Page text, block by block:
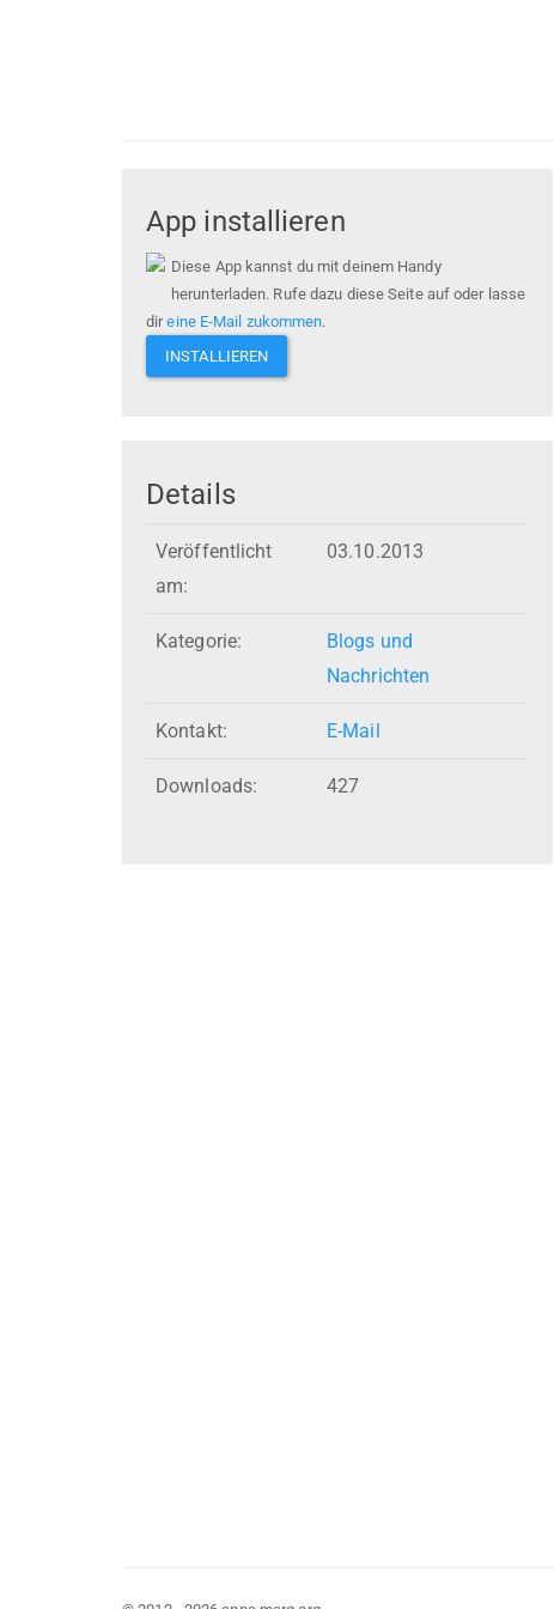
App installieren
Diese App kannst du mit deinem Handy
herunterladen. Rufe dazu diese Seite auf oder lasse
direine E-Mail zukommen.
INSTALLIEREN
Details
Veröffentlicht
am:
03.10.2013
Kategorie:
Blogs und
Nachrichten
Kontakt: E-Mail
Downloads: 427